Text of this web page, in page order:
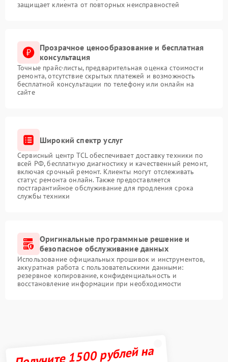
защищает клиента от повторных неисправностей
Прозрачное ценообразование и бесплатная
консультация
Точные прайс-листы, предварительная оценка стоимости
ремонта, отсутствие скрытых платежей и возможность
бесплатной консультации по телефону или онлайн на
сайте
Широкий спектр услуг
Сервисный центр TCL обеспечивает доставку техники по
всей РФ, бесплатную диагностику и качественный ремонт,
включая срочный ремонт. Клиенты могут отслеживать
статус ремонта онлайн. Также предоставляется
постгарантийное обслуживание для продления срока
службы техники
Оригинальные программные решение и
безопасное обслуживание данных
Использование официальных прошивок и инструментов,
аккуратная работа с пользовательскими данными:
резервное копирование, конфиденциальность и
восстановление информации при необходимости